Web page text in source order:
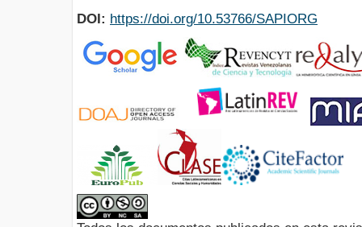
DOI: https://doi.org/10.53766/SAPIORG